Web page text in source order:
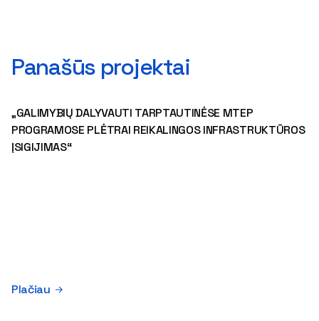
Panašūs projektai
„GALIMYBIŲ DALYVAUTI TARPTAUTINĖSE MTEP
PROGRAMOSE PLĖTRAI REIKALINGOS INFRASTRUKTŪROS
ĮSIGIJIMAS“
Plačiau